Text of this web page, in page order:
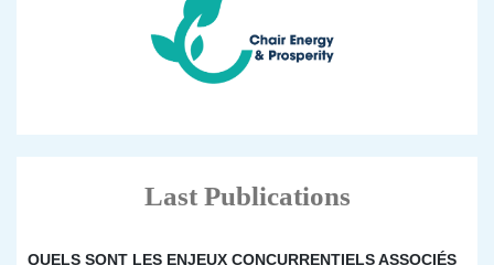
Last Publications
QUELS SONT LES ENJEUX CONCURRENTIELS ASSOCIÉS